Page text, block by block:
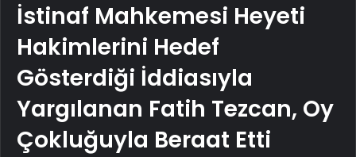
İstinaf Mahkemesi Heyeti
Hakimlerini Hedef
Gösterdiği İddiasıyla
Yargılanan Fatih Tezcan, Oy
Çokluğuyla Beraat Etti